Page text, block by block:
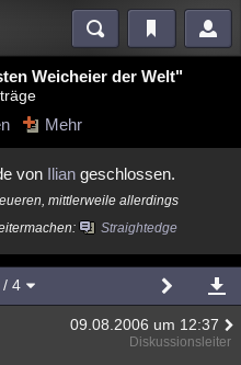
Mystery Kriminalfälle
Technologie Ufologie
Weicheier der Welt"
Mehr
von Ilian geschlossen.
mittlerweile allerdings
Straightedge
/ 4
09.08.2006 um 12:37
Diskussionsleiter